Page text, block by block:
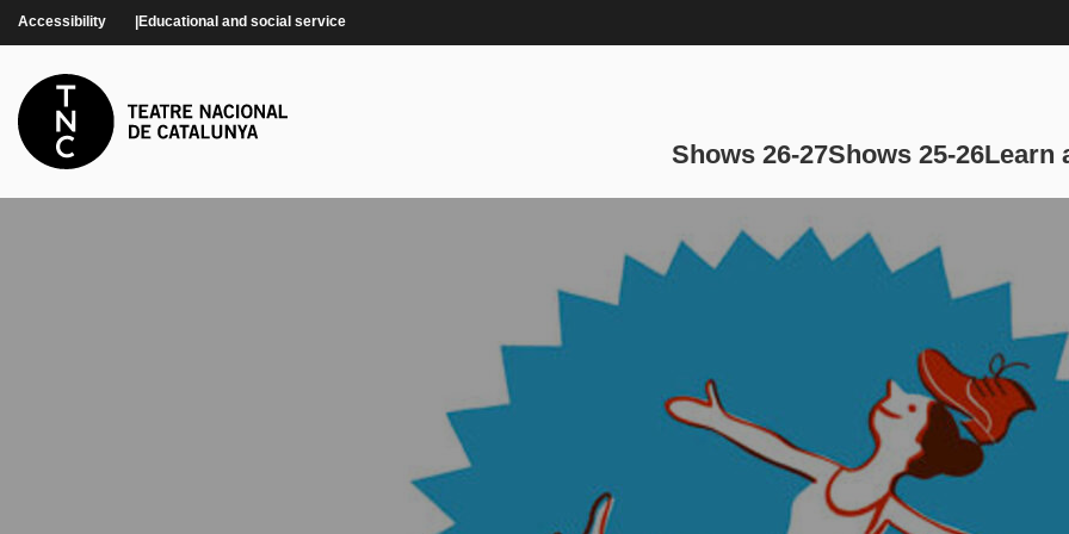
Accessibility Educational and social service
Main
Shows 26-27Shows 25-26Learn